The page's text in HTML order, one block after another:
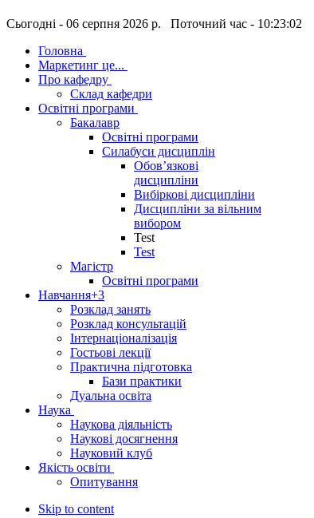
Сьогодні - 06 серпня 2026 р. Поточний час - 10:23:03
Головна
Маркетинг це...
Про кафедру
Склад кафедри
Освітні програми
Бакалавр
Освітні програми
Силабуси дисциплін
Обов’язкові
дисципліни
Вибіркові дисципліни
Дисципліни за вільним
вибором
Test
Test
Магістр
Освітні програми
Навчання+3
Розклад занять
Розклад консультацій
Інтернаціоналізація
Гостьові лекції
Практична підготовка
Бази практики
Дуальна освіта
Наука
Наукова діяльність
Наукові досягнення
Науковий клуб
Якість освіти
Опитування
Skip to content